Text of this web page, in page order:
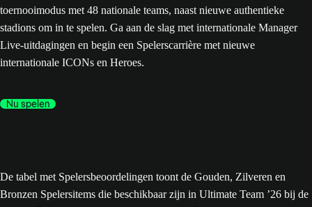
toernooimodus met 48 nationale teams, naast nieuwe authentieke
stadions om in te spelen. Ga aan de slag met internationale Manager
Live-uitdagingen en begin een Spelerscarrière met nieuwe
internationale ICONs en Heroes.
Nu spelen
De tabel met Spelersbeoordelingen toont de Gouden, Zilveren en
Bronzen Spelersitems die beschikbaar zijn in Ultimate Team ’26 bij de